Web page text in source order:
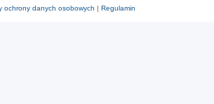
ochrony danych osobowych | Regulamin